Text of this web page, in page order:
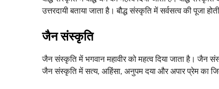
उत्तरदायी बताया जाता है। बौद्ध संस्कृति में सर्वसत्व की पूजा
जैन संस्कृति
जैन संस्कृति में भगवान महावीर को महत्व दिया जाता है। जैन
जैन संस्कृति में सत्य, अहिंसा, अनुपम दया और अपार प्रेम का